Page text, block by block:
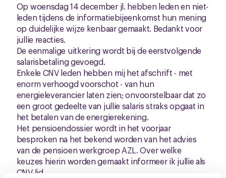
Op woensdag 14 december jl. hebben leden en niet-
leden tijdens de informatiebijeenkomst hun mening
op duidelijke wijze kenbaar gemaakt. Bedankt voor
jullie reacties.
De eenmalige uitkering wordt bij de eerstvolgende
salarisbetaling gevoegd.
Enkele CNV leden hebben mij het afschrift - met
enorm verhoogd voorschot - van hun
energieleverancier laten zien; onvoorstelbaar dat zo
een groot gedeelte van jullie salaris straks opgaat in
het betalen van de energierekening.
Het pensioendossier wordt in het voorjaar
besproken na het bekend worden van het advies
van de pensioen werkgroep AZL. Over welke
keuzes hierin worden gemaakt informeer ik jullie als
CNV-lid.